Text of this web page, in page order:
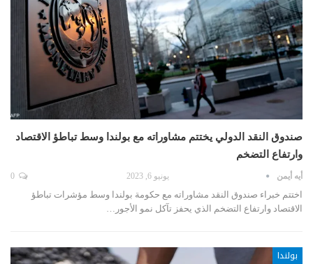
صندوق النقد الدولي يختتم مشاوراته مع بولندا وسط تباطؤ الاقتصاد
وارتفاع التضخم
أيه أيمن يونيو 6, 2023
اختتم خبراء صندوق النقد مشاوراته مع حكومة بولندا وسط مؤشرات تباطؤ
الاقتصاد وارتفاع التضخم الذي يحفز تآكل نمو الأجور…
بولندا